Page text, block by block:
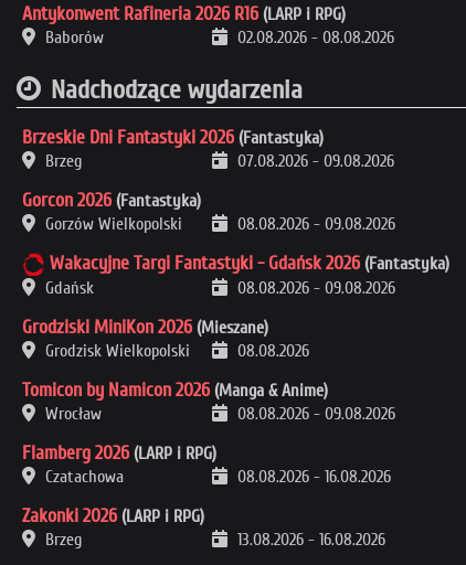
Antykonwent Rafineria 2026 R16 (LARP i RPG)
Baborów
02.08.2026 - 08.08.2026
Nadchodzące wydarzenia
Brzeskie Dni Fantastyki 2026 (Fantastyka)
Brzeg
07.08.2026 - 09.08.2026
Gorcon 2026 (Fantastyka)
Gorzów Wielkopolski
08.08.2026 - 09.08.2026
Wakacyjne Targi Fantastyki - Gdańsk 2026 (Fantastyka)
Gdańsk
08.08.2026 - 09.08.2026
Grodziski MiniKon 2026 (Mieszane)
Grodzisk Wielkopolski
08.08.2026
Tomicon by Namicon 2026 (Manga & Anime)
Wrocław
08.08.2026 - 09.08.2026
Flamberg 2026 (LARP i RPG)
Czatachowa
08.08.2026 - 16.08.2026
Zakonki 2026 (LARP i RPG)
Brzeg
13.08.2026 - 16.08.2026